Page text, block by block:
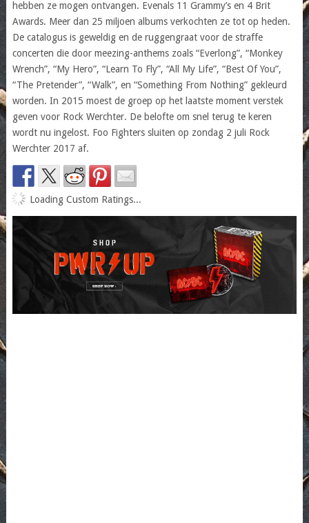
hebben ze mogen ontvangen. Evenals 11 Grammy’s en 4 Brit
Awards. Meer dan 25 miljoen albums verkochten ze tot op heden.
De catalogus is geweldig en de ruggengraat voor de straffe
concerten die door meezing-anthems zoals “Everlong”, “Monkey
Wrench”, “My Hero”, “Learn To Fly”, “All My Life”, “Best Of You”,
“The Pretender”, “Walk”, en “Something From Nothing” gekleurd
worden. In 2015 moest de groep op het laatste moment verstek
geven voor Rock Werchter. De belofte om snel terug te keren
wordt nu ingelost. Foo Fighters sluiten op zondag 2 juli Rock
Werchter 2017 af.
Loading Custom Ratings...